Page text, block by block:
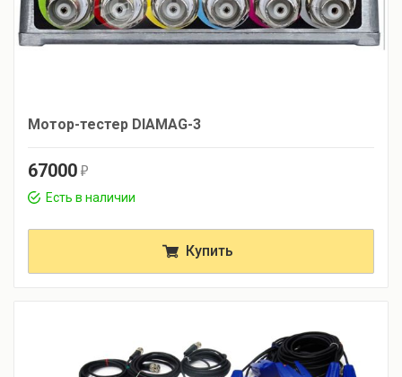
Мотор-тестер DIAMAG-3
67000 r
Есть в наличии
Купить